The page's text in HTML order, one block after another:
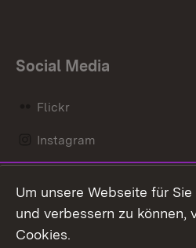
Social Media
Flickr
Instagram
Mastodon
Messenger
Um unsere Webseite für
und verbessern zu können,
Cookies.